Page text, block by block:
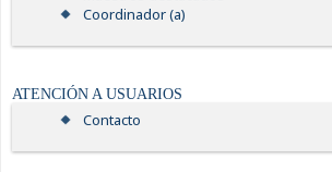
Coordinador (a)
ATENCIÓN A USUARIOS
Contacto